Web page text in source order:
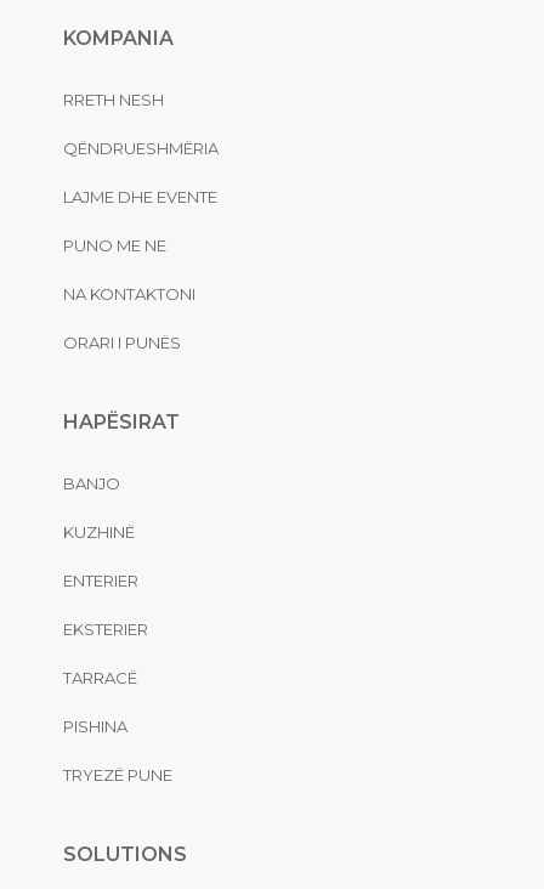
KOMPANIA
RRETH NESH
QËNDRUESHMËRIA
LAJME DHE EVENTE
PUNO ME NE
NA KONTAKTONI
ORARI I PUNËS
HAPËSIRAT
BANJO
KUZHINË
ENTERIER
EKSTERIER
TARRACË
PISHINA
TRYEZË PUNE
SOLUTIONS